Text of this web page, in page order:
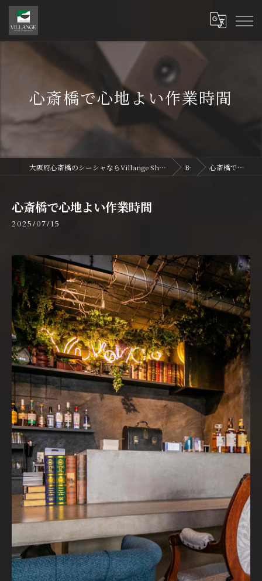
心斎橋で心地よい作業時間
大阪府心斎橋のシーシャならVillange Shisha Shinsaibasi〜ヴィランジュ シーシャ 心斎橋 Blog 心斎橋で心地よい作業時間
心斎橋で心地よい作業時間
2025/07/15